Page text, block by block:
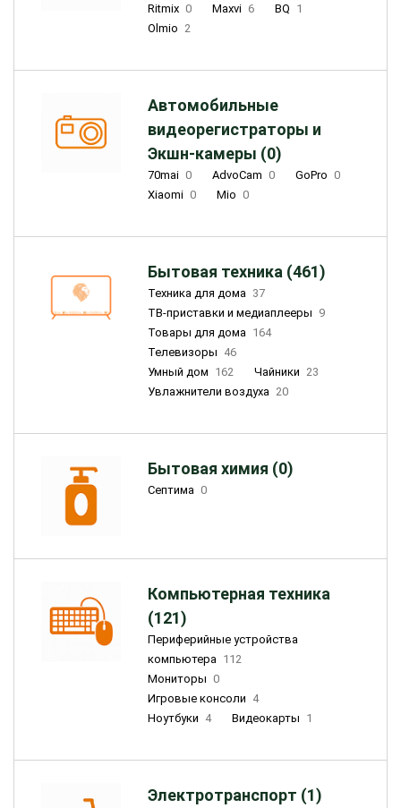
Ritmix 0 Maxvi 6 BQ 1
Olmio 2
Автомобильные
видеорегистраторы и
Экшн-камеры (0)
70mai 0 AdvoCam 0 GoPro 0
Xiaomi 0 Mio 0
Бытовая техника (461)
Техника для дома 37
ТВ-приставки и медиаплееры 9
Товары для дома 164
Телевизоры 46
Умный дом 162 Чайники 23
Увлажнители воздуха 20
Бытовая химия (0)
Септима 0
Компьютерная техника
(121)
Периферийные устройства
компьютера 112
Мониторы 0
Игровые консоли 4
Ноутбуки 4 Видеокарты 1
Электротранспорт (1)